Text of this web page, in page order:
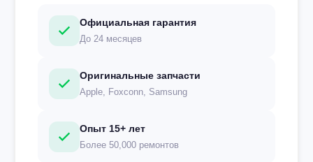
Официальная гарантия
До 24 месяцев
Оригинальные запчасти
Apple, Foxconn, Samsung
Опыт 15+ лет
Более 50,000 ремонтов